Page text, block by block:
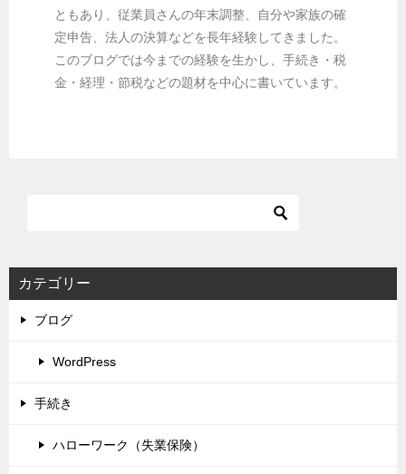
ともあり、従業員さんの年末調整、自分や家族の確
定申告、法人の決算などを長年経験してきました。
このブログでは今までの経験を生かし、手続き・税
金・経理・節税などの題材を中心に書いています。
カテゴリー
ブログ
WordPress
手続き
ハローワーク（失業保険）